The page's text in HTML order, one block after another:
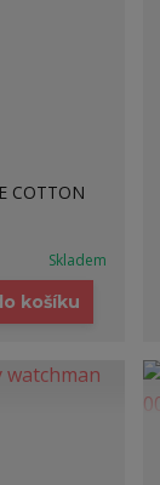
COTTON
Skladem
košíku